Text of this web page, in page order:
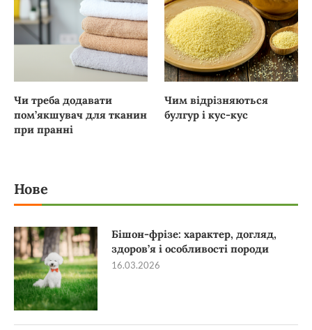
Чи треба додавати
пом’якшувач для тканин
при пранні
Чим відрізняються
булгур і кус-кус
Нове
Бішон-фрізе: характер, догляд,
здоров’я і особливості породи
16.03.2026